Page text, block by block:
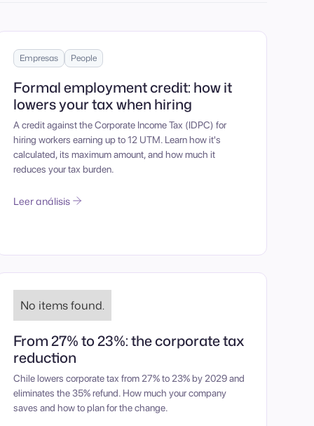
Empresas People
Formal employment credit: how it
lowers your tax when hiring
A credit against the Corporate Income Tax (IDPC) for
hiring workers earning up to 12 UTM. Learn how it's
calculated, its maximum amount, and how much it
reduces your tax burden.
Leer análisis
No items found.
From 27% to 23%: the corporate tax
reduction
Chile lowers corporate tax from 27% to 23% by 2029 and
eliminates the 35% refund. How much your company
saves and how to plan for the change.